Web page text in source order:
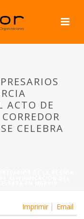
ACTO DE
CELEBRA
Imprimir Email